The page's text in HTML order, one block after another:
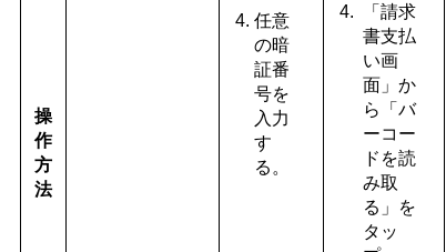
操
作
方
法
任意
の暗
証番
号を
入力
す
る。
「請求
書支払
い画
面」か
ら「バ
ーコー
ドを読
み取
る」を
タッ